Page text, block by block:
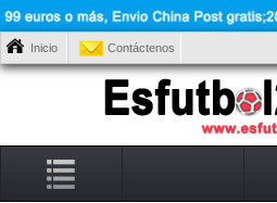
Inicio Contáctenos